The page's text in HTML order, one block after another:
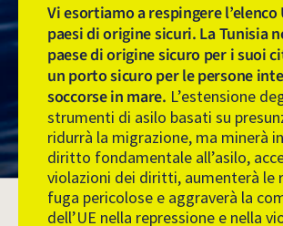
Vi esortiamo a respingere l’elenco
paesi di origine sicuri. La Tunisia
paese di origine sicuro per i suoi
un porto sicuro per le persone
soccorse in mare. L’estensione
strumenti di asilo basati su
ridurrà la migrazione, ma minerà
diritto fondamentale all’asilo,
violazioni dei diritti, aumenterà le
fuga pericolose e aggraverà la
dell’UE nella repressione e nella